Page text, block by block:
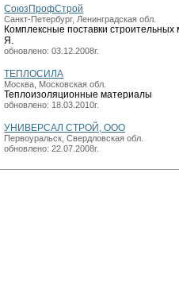
СоюзПрофСтрой
Санкт-Петербург, Ленинградская обл.
Комплексные поставки
Я.
обновлено: 03.12.2008г.
ТЕПЛОСИЛА
Москва, Московская обл.
Теплоизоляционные материалы
обновлено: 18.03.2010г.
УНИВЕРСАЛ СТРОЙ, ООО
Первоуральск, Свердловская обл.
обновлено: 22.07.2008г.